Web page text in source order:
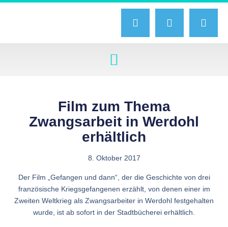
Film zum Thema
Zwangsarbeit in Werdohl
erhältlich
8. Oktober 2017
Der Film „Gefangen und dann“, der die Geschichte von drei
französische Kriegsgefangenen erzählt, von denen einer im
Zweiten Weltkrieg als Zwangsarbeiter in Werdohl festgehalten
wurde, ist ab sofort in der Stadtbücherei erhältlich.